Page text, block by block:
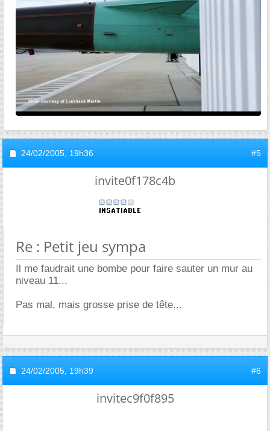
24/02/2005, 19h36 #5
invite0f178c4b
Re : Petit jeu sympa
Il me faudrait une bombe pour faire sauter un mur au
niveau 11...
Pas mal, mais grosse prise de tête...
24/02/2005, 19h39 #6
invitec9f0f895